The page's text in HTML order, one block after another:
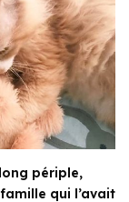
périple,
qui l’avait